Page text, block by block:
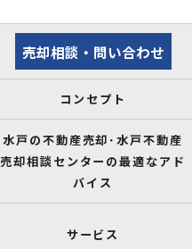
売却相談・問い合わせ
コンセプト
水戸の不動産売却･水戸不動産
売却相談センターの最適なアド
バイス
サービス